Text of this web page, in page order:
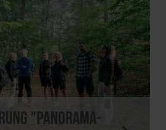
"Panorama-